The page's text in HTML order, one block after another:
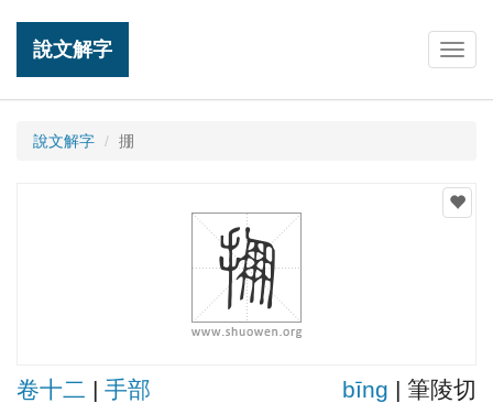
說文解字
說文解字 掤
卷十二 | 手部 bīnɡ | 筆陵切